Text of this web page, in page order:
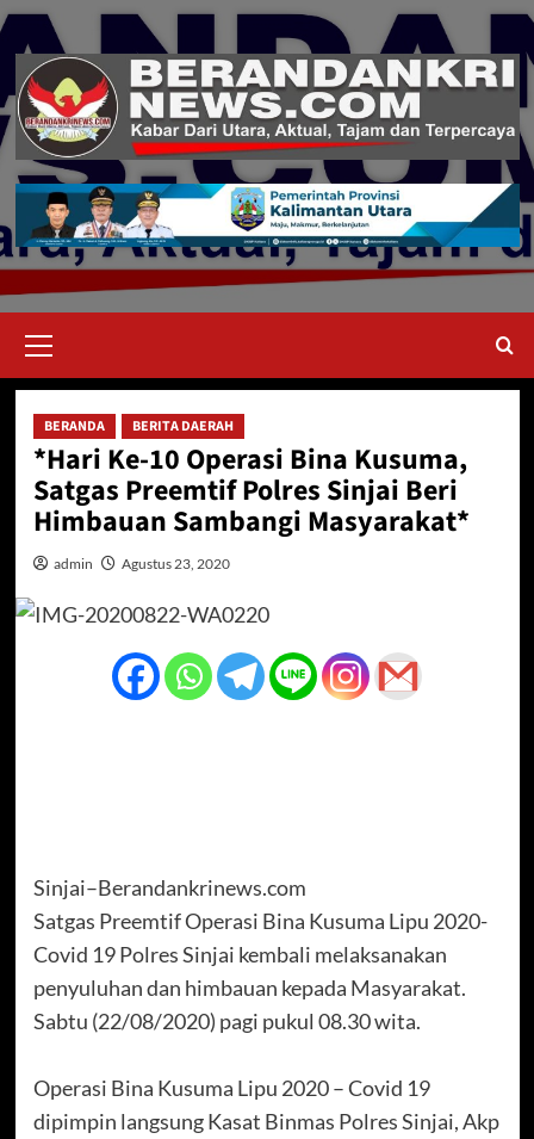
Skip
content
Menu
BERANDA BERITA DAERAH
*Hari Ke-10 Operasi Bina Kusuma,
Satgas Preemtif Polres Sinjai Beri
Himbauan Sambangi Masyarakat*
admin Agustus 23, 2020
Sinjai–Berandankrinews.com
Satgas Preemtif Operasi Bina Kusuma Lipu 2020-
Covid 19 Polres Sinjai kembali melaksanakan
penyuluhan dan himbauan kepada Masyarakat.
Sabtu (22/08/2020) pagi pukul 08.30 wita.
Operasi Bina Kusuma Lipu 2020 – Covid 19
dipimpin langsung Kasat Binmas Polres Sinjai, Akp